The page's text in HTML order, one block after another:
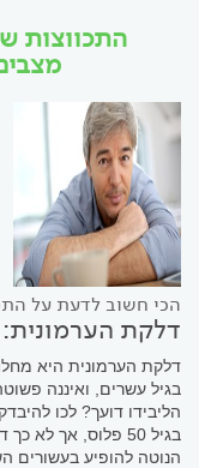
התכווצות
הכי חשוב לדעת על
דלקת הערמונית:
דלקת הערמונית היא
בגיל עשרים, ואיננה
הליבידו דועך? לכו
בגיל 50 פלוס, אך
הנוטה להופיע בעשורים